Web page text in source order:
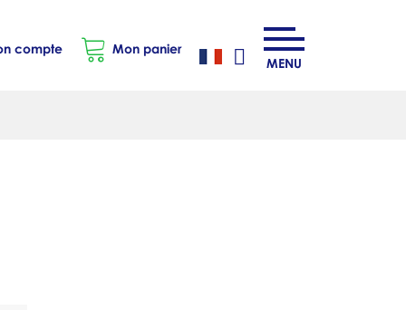
compte
Mon panier
MENU